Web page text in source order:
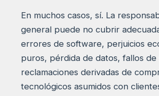
En muchos casos, sí. La
general puede no cubrir
errores de software, perjuicios
puros, pérdida de datos, fallos de
reclamaciones derivadas de
tecnológicos asumidos con